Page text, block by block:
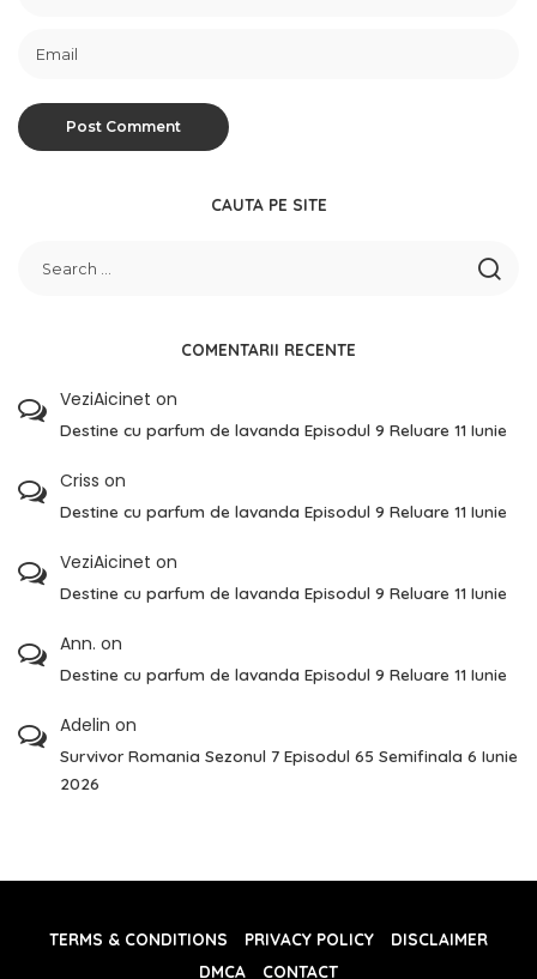
CAUTA PE SITE
COMENTARII RECENTE
VeziAicinet on
Destine cu parfum de lavanda Episodul 9 Reluare 11 Iunie
Criss on
Destine cu parfum de lavanda Episodul 9 Reluare 11 Iunie
VeziAicinet on
Destine cu parfum de lavanda Episodul 9 Reluare 11 Iunie
Ann. on
Destine cu parfum de lavanda Episodul 9 Reluare 11 Iunie
Adelin on
Survivor Romania Sezonul 7 Episodul 65 Semifinala 6 Iunie
2026
TERMS & CONDITIONS PRIVACY POLICY
DISCLAIMER
DMCA
CONTACT